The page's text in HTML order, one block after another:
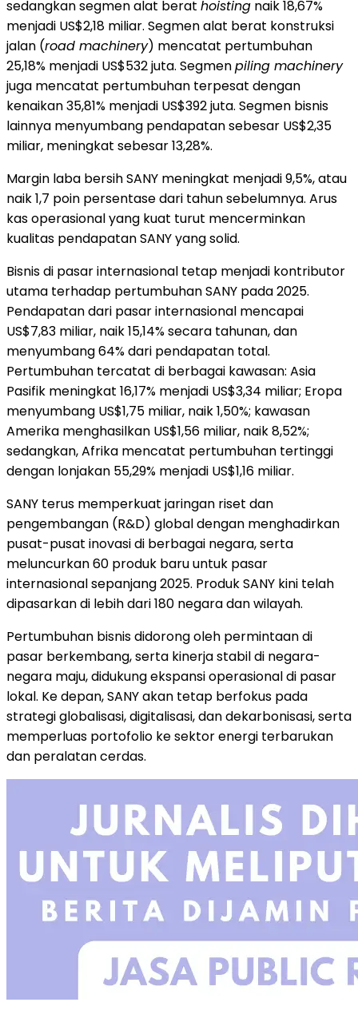
sedangkan segmen alat berat hoisting naik 18,67%
menjadi US$2,18 miliar. Segmen alat berat konstruksi
jalan (road machinery) mencatat pertumbuhan
25,18% menjadi US$532 juta. Segmenpiling machinery
juga mencatat pertumbuhan terpesat dengan
kenaikan 35,81% menjadi US$392 juta. Segmen bisnis
lainnya menyumbang pendapatan sebesar US$2,35
miliar, meningkat sebesar 13,28%.
Margin laba bersih SANY meningkat menjadi 9,5%, atau
naik 1,7 poin persentase dari tahun sebelumnya. Arus
kas operasional yang kuat turut mencerminkan
kualitas pendapatan SANY yang solid.
Bisnis di pasar internasional tetap menjadi kontributor
utama terhadap pertumbuhan SANY pada 2025.
Pendapatan dari pasar internasional mencapai
US$7,83 miliar, naik 15,14% secara tahunan, dan
menyumbang 64% dari pendapatan total.
Pertumbuhan tercatat di berbagai kawasan: Asia
Pasifik meningkat 16,17% menjadi US$3,34 miliar; Eropa
menyumbang US$1,75 miliar, naik 1,50%; kawasan
Amerika menghasilkan US$1,56 miliar, naik 8,52%;
sedangkan, Afrika mencatat pertumbuhan tertinggi
dengan lonjakan 55,29% menjadi US$1,16 miliar.
SANY terus memperkuat jaringan riset dan
pengembangan (R&D) global dengan menghadirkan
pusat-pusat inovasi di berbagai negara, serta
meluncurkan 60 produk baru untuk pasar
internasional sepanjang 2025. Produk SANY kini telah
dipasarkan di lebih dari 180 negara dan wilayah.
Pertumbuhan bisnis didorong oleh permintaan di
pasar berkembang, serta kinerja stabil di negara-
negara maju, didukung ekspansi operasional di pasar
lokal. Ke depan, SANY akan tetap berfokus pada
strategi globalisasi, digitalisasi, dan dekarbonisasi, serta
memperluas portofolio ke sektor energi terbarukan
dan peralatan cerdas.